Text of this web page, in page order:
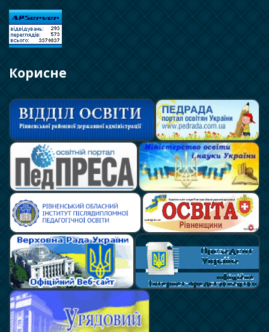
Корисне